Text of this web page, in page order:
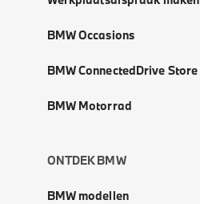
BMW Occasions
BMW ConnectedDrive Store
BMW Motorrad
ONTDEK BMW
BMW modellen